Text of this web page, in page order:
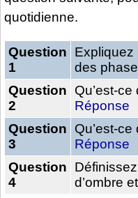
quotidienne.
Question
1
Expliquez
des
Question
2
Qu’est-
Réponse
Question
3
Qu’est-
Réponse
Question
4
d’ombre